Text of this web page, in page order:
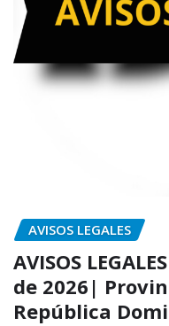
AVISOS LEGALES
AVISOS
de 2026|
República